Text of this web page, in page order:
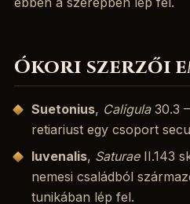
Ókori szerzői
Suetonius, Caligula30.3
retiariust egy csoport
Iuvenalis, SaturaeII.143
nemesi családból
tunikában lép fel.